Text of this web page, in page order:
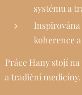
systému a
Inspirována
koherence
Práce Hany stojí
a tradiční medicíny.